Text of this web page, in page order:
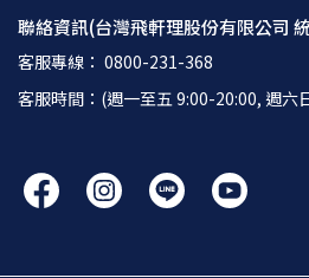
聯絡資訊(台灣飛軒理股份有限公司
客服專線： 0800-231-368
客服時間：(週一至五 9:00-20:00, 週六